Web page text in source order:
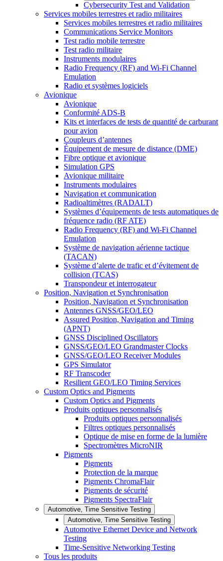
Cybersecurity Test and Validation
Services mobiles terrestres et radio militaires
Services mobiles terrestres et radio militaires
Communications Service Monitors
Test radio mobile terrestre
Test radio militaire
Instruments modulaires
Radio Frequency (RF) and Wi-Fi Channel
Emulation
Radio et systèmes logiciels
Avionique
Avionique
Conformité ADS-B
Kits et interfaces de tests de quantité de carburant
pour avion
Coupleurs d’antennes
Équipement de mesure de distance (DME)
Fibre optique et avionique
Simulation GPS
Avionique militaire
Instruments modulaires
Navigation et communication
Radioaltimètres (RADALT)
Systèmes d’équipements de tests automatiques de
fréquence radio (RF ATE)
Radio Frequency (RF) and Wi-Fi Channel
Emulation
Système de navigation aérienne tactique
(TACAN)
Système d’alerte de trafic et d’évitement de
collision (TCAS)
Transpondeur et interrogateur
Position, Navigation et Synchronisation
Position, Navigation et Synchronisation
Antennes GNSS/GEO/LEO
Assured Position, Navigation and Timing
(APNT)
GNSS Disciplined Oscillators
GNSS/GEO/LEO Grandmaster Clocks
GNSS/GEO/LEO Receiver Modules
GPS Simulator
RF Transcoder
Resilient GEO/LEO Timing Services
Custom Optics and Pigments
Custom Optics and Pigments
Produits optiques personnalisés
Produits optiques personnalisés
Filtres optiques personnalisés
Optique de mise en forme de la lumière
Spectromètres MicroNIR
Pigments
Pigments
Protection de la marque
Pigments ChromaFlair
Pigments de sécurité
Pigments SpectraFlair
Automotive, Time Sensitive Testing
Automotive, Time Sensitive Testing
Automotive Ethernet Device and Network
Testing
Time-Sensitive Networking Testing
Tous les produits